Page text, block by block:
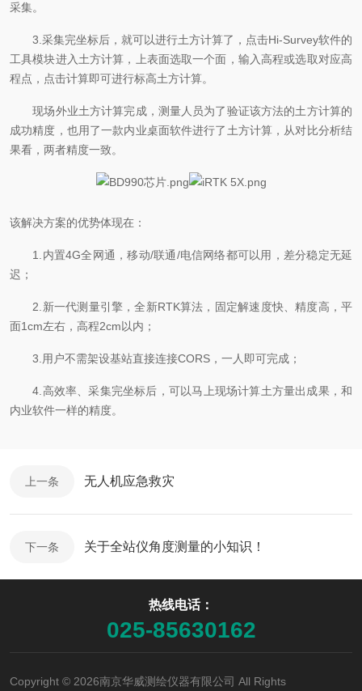
采集。
3.采集完坐标后，就可以进行土方计算了，点击Hi-Survey软件的
工具模块进入土方计算，上表面选取一个面，输入高程或选取对应高
程点，点击计算即可进行标高土方计算。
现场外业土方计算完成，测量人员为了验证该方法的土方计算的
成功精度，也用了一款内业桌面软件进行了土方计算，从对比分析结
果看，两者精度一致。
该解决方案的优势体现在：
1.内置4G全网通，移动/联通/电信网络都可以用，差分稳定无延
迟；
2.新一代测量引擎，全新RTK算法，固定解速度快、精度高，平
面1cm左右，高程2cm以内；
3.用户不需架设基站直接连接CORS，一人即可完成；
4.高效率、采集完坐标后，可以马上现场计算土方量出成果，和
内业软件一样的精度。
上一条 无人机应急救灾
下一条 关于全站仪角度测量的小知识！
热线电话：
025-85630162
Copyright © 2026南京华威测绘仪器有限公司 All Rights